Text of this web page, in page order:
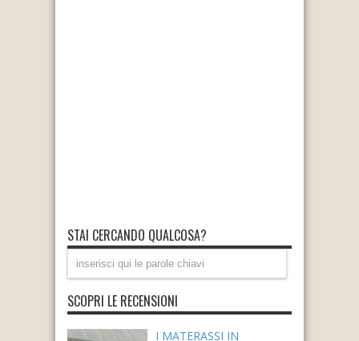
STAI CERCANDO QUALCOSA?
SCOPRI LE RECENSIONI
I MATERASSI IN